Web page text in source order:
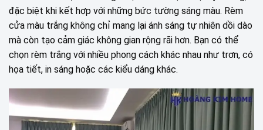
đặc biệt khi kết hợp với những bức tường sáng màu. Rèm
cửa màu trắng không chỉ mang lại ánh sáng tự nhiên dồi dào
mà còn tạo cảm giác không gian rộng rãi hơn. Bạn có thể
chọn rèm trắng với nhiều phong cách khác nhau như trơn, có
họa tiết, in sáng hoặc các kiểu dáng khác.